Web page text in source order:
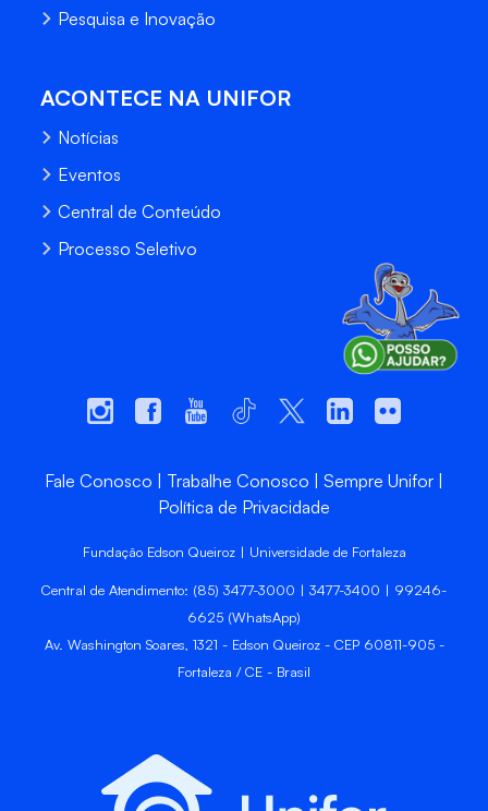
Pesquisa e Inovação
ACONTECE NA UNIFOR
Notícias
Eventos
Central de Conteúdo
Processo Seletivo
Fale Conosco Trabalhe Conosco
Sempre Unifor
Política de Privacidade
Fundação Edson Queiroz | Universidade de Fortaleza
Central de Atendimento: (85) 3477-3000 | 3477-3400 | 99246-
6625 (WhatsApp)
Av. Washington Soares, 1321 - Edson Queiroz - CEP 60811-905 -
Fortaleza / CE - Brasil